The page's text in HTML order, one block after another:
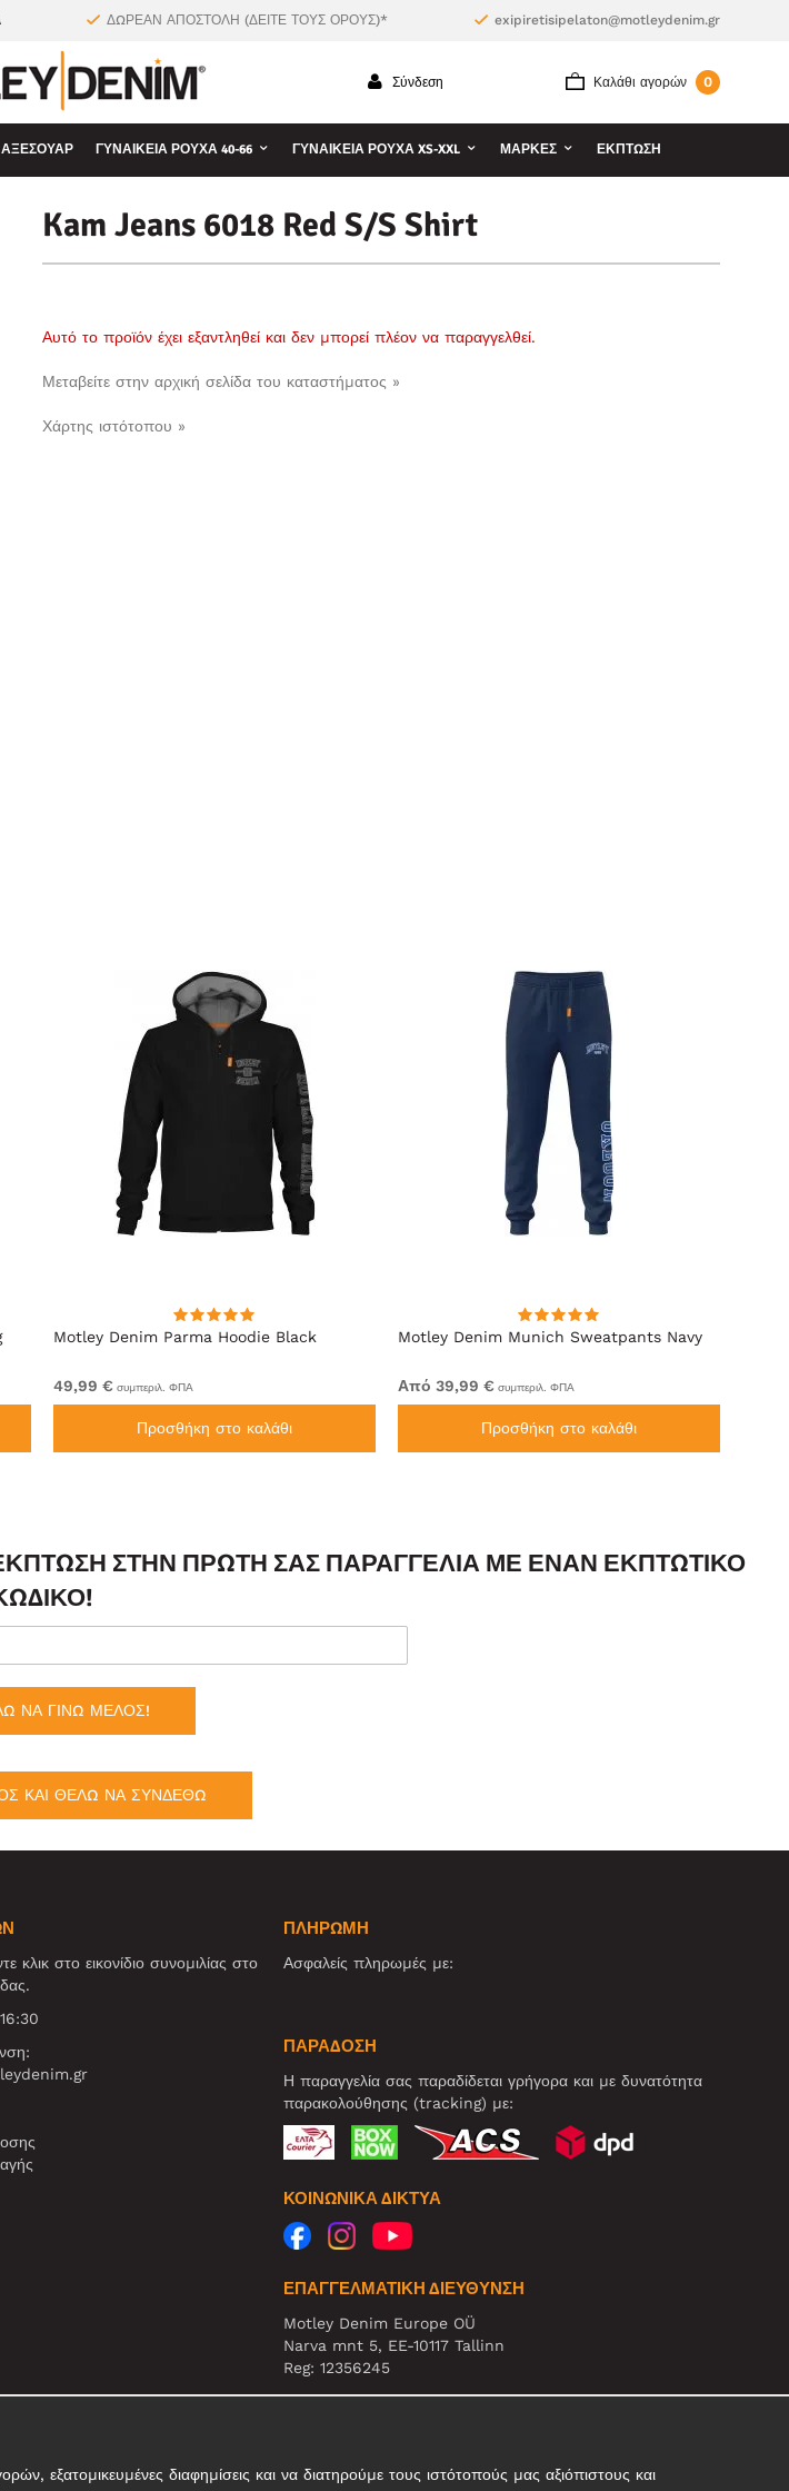
ΔΩΡΕΑΝ ΑΠΟΣΤΟΛΗ (ΔΕΙΤΕ ΤΟΥΣ ΟΡΟΥΣ)* exipiretisipelaton@motleydenim.gr
Καλάθι αγορών 0
Σύνδεση
ΑΞΕΣΟΥΆΡ ΓΥΝΑΙΚΕΊΑ ΡΟΎΧΑ 40-66 ΓΥΝΑΙΚΕΊΑ ΡΟΎΧΑ XS-XXL ΜΆΡΚΕΣ ΕΚΠΤΩΣΗ
Kam Jeans 6018 Red S/S Shirt
Αυτό το προϊόν έχει εξαντληθεί και δεν μπορεί πλέον να παραγγελθεί.
Μεταβείτε στην αρχική σελίδα του καταστήματος »
Χάρτης ιστότοπου »
Motley Denim Parma Hoodie Black
49,99 € συμπεριλ. ΦΠΑ
Προσθήκη στο καλάθι
Motley Denim Munich Sweatpants Navy
Από 39,99 € συμπεριλ. ΦΠΑ
Προσθήκη στο καλάθι
ΈΚΠΤΩΣΗ ΣΤΗΝ ΠΡΏΤΗ ΣΑΣ ΠΑΡΑΓΓΕΛΊΑ ΜΕ ΈΝΑΝ ΕΚΠΤΩΤΙΚΌ
ΝΑ ΓΙΝΩ ΜΕΛΟΣ!
ΚΑΙ ΘΕΛΩ ΝΑ ΣΥΝΔΕΘΩ
κλικ στο εικονίδιο συνομιλίας στο
ΠΛΗΡΩΜΗ
Ασφαλείς πληρωμές με:
ΠΑΡΑΔΟΣΗ
Η παραγγελία σας παραδίδεται γρήγορα και με δυνατότητα
παρακολούθησης (tracking) με:
ΚΟΙΝΩΝΙΚΆ ΔΊΚΤΥΑ
ΕΠΑΓΓΕΛΜΑΤΙΚΗ ΔΙΕΥΘΥΝΣΗ
Motley Denim Europe OÜ
Narva mnt 5, EE-10117 Tallinn
Reg: 12356245
ΣΗΜΕΙΩΣΗ! Μη στέλνετε επιστρεφόμενα προϊόντα σε αυτήν
εξατομικευμένες διαφημίσεις και να διατηρούμε τους ιστότοπούς μας αξιόπιστους και